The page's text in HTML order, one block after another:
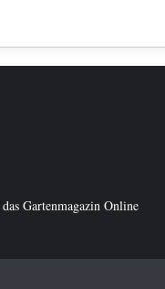
Gartenmagazin Online